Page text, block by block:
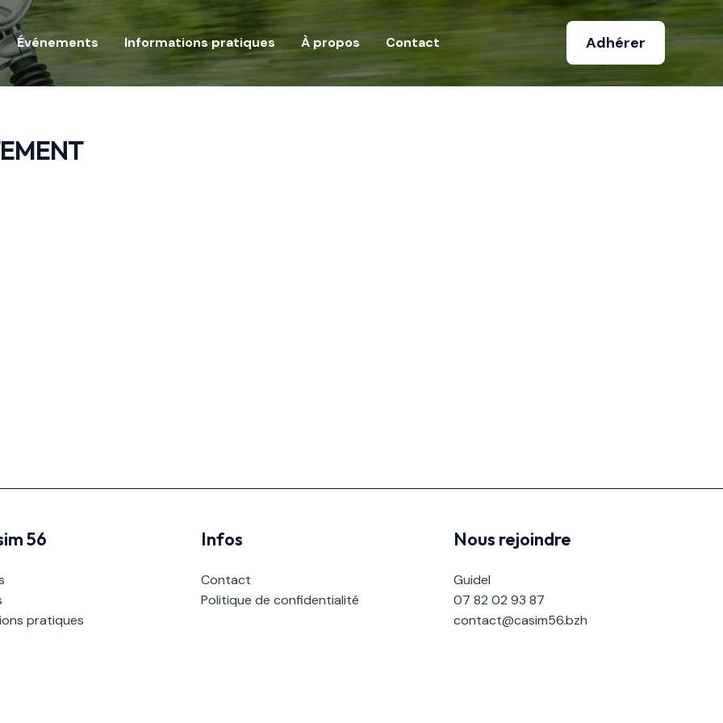
Événements Informations pratiques À propos Contact Adhérer
56
pratiques
Infos
Contact
Politique de confidentialité
Nous rejoindre
Guidel
07 82 02 93 87
contact@casim56.bzh